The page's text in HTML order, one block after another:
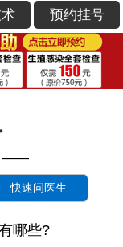
预约挂号
——
快速问医生
哪些?